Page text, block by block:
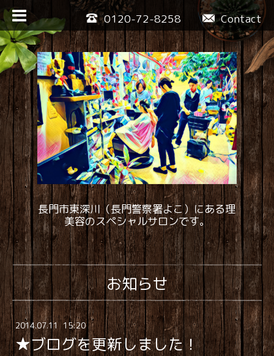
Contact
0120-72-8258
長門市東深川（長門警察署よこ）にある理
美容のスペシャルサロンです。
お知らせ
2014.07.11 15:20
★ブログを更新しました！